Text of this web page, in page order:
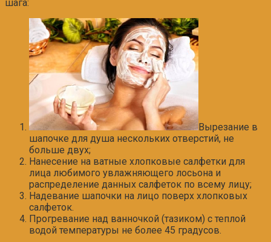
шага:
Вырезание в
шапочке для душа нескольких отверстий, не
больше двух;
Нанесение на ватные хлопковые салфетки для
лица любимого увлажняющего лосьона и
распределение данных салфеток по всему лицу;
Надевание шапочки на лицо поверх хлопковых
салфеток.
Прогревание над ванночкой (тазиком) с теплой
водой температуры не более 45 градусов.